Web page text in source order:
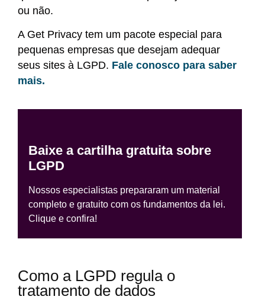
ou não.
A Get Privacy tem um pacote especial para
pequenas empresas que desejam adequar
seus sites à LGPD. Fale conosco para saber
mais.
Baixe a cartilha gratuita sobre
LGPD
Nossos especialistas prepararam um material
completo e gratuito com os fundamentos da lei.
Clique e confira!
Como a LGPD regula o
tratamento de dados